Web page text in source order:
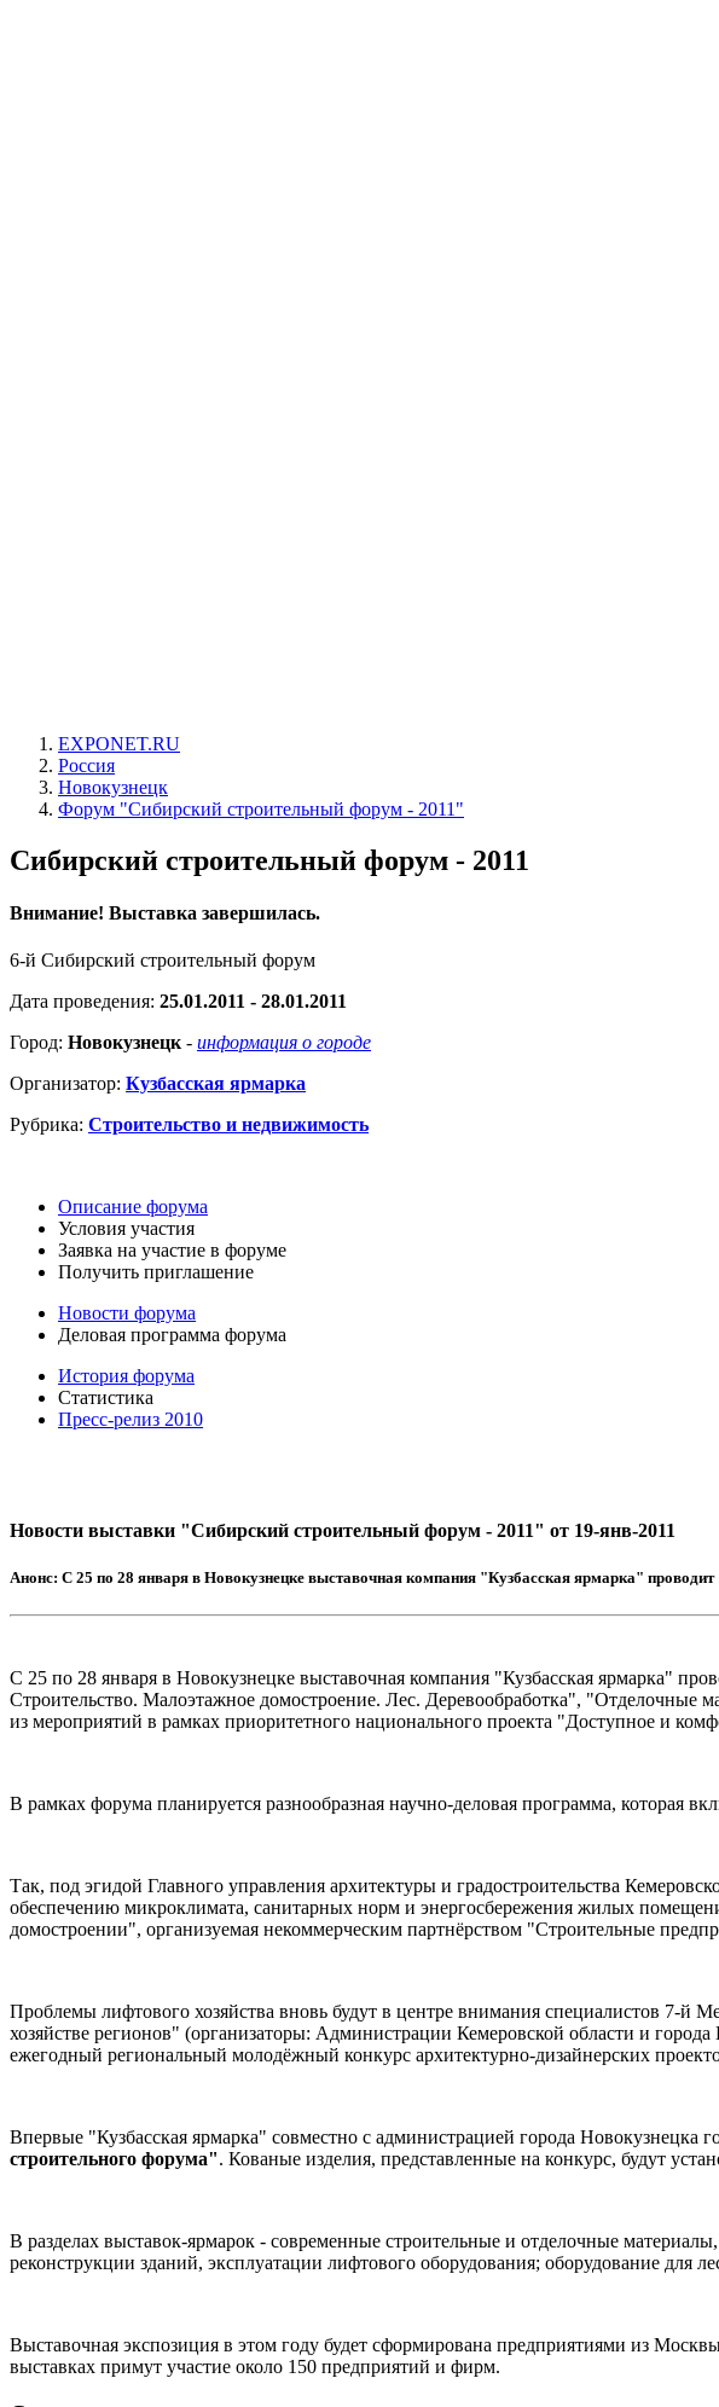
EXPONET.RU
Россия
Новокузнецк
Форум "Сибирский строительный форум - 2011"
Сибирский строительный форум - 2011
Внимание! Выставка завершилась.
6-й Сибирский строительный форум
Дата проведения: 25.01.2011 - 28.01.2011
Город: Новокузнецк - информация о городе
Организатор: Кузбасская ярмарка
Рубрика: Строительство и недвижимость
Описание форума
Условия участия
Заявка на участие в форуме
Получить приглашение
Новости форума
Деловая программа форума
История форума
Статистика
Пресс-релиз 2010
Новости выставки "Сибирский строительный форум - 2011" от 19-янв-2011
Анонс: С 25 по 28 января в Новокузнецке выставочная компания "Кузбасская ярмарка"
С 25 по 28 января в Новокузнецке выставочная компания "Кузбасская ярмарка"
Строительство. Малоэтажное домостроение. Лес. Деревообработка",
из мероприятий в рамках приоритетного национального проекта "Доступное и
В рамках форума планируется разнообразная научно-деловая программа, которая
Так, под эгидой Главного управления архитектуры и градостроительства
обеспечению микроклимата, санитарных норм и энергосбережения жилых
домостроении", организуемая некоммерческим партнёрством "Строительные
Проблемы лифтового хозяйства вновь будут в центре внимания специалистов 7-
хозяйстве регионов" (организаторы: Администрации Кемеровской области и
ежегодный региональный молодёжный конкурс архитектурно-дизайнерских
Впервые "Кузбасская ярмарка" совместно с администрацией города Новокузнецка
строительного форума". Кованые изделия, представленные на конкурс, будут
В разделах выставок-ярмарок - современные строительные и отделочные
реконструкции зданий, эксплуатации лифтового оборудования; оборудование для
Выставочная экспозиция в этом году будет сформирована предприятиями из
выставках примут участие около 150 предприятий и фирм.